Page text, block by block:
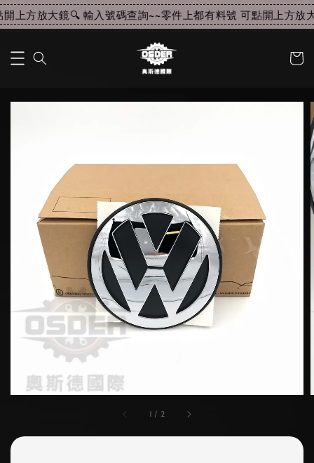
上方放大鏡🔍 輸入號碼查詢~~零件上都有料號 可點開上方放
1 / 2